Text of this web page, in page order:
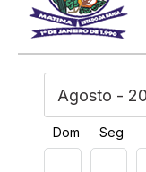
Dom Seg